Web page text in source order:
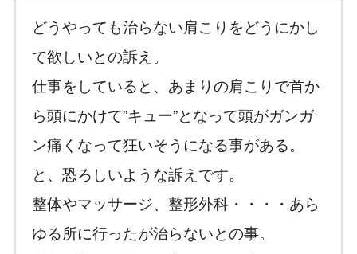
どうやっても治らない肩こりをどうにかし
て欲しいとの訴え。
仕事をしていると、あまりの肩こりで首か
ら頭にかけて”キュー”となって頭がガンガ
ン痛くなって狂いそうになる事がある。
と、恐ろしいような訴えです。
整体やマッサージ、整形外科・・・・あら
ゆる所に行ったが治らないとの事。